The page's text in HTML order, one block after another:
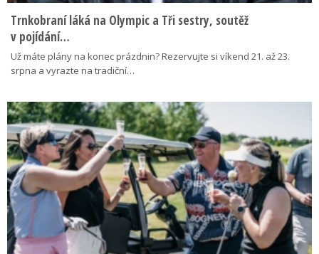
Trnkobraní láká na Olympic a Tři sestry, soutěž
v pojídání…
Už máte plány na konec prázdnin? Rezervujte si víkend 21. až 23.
srpna a vyrazte na tradiční…